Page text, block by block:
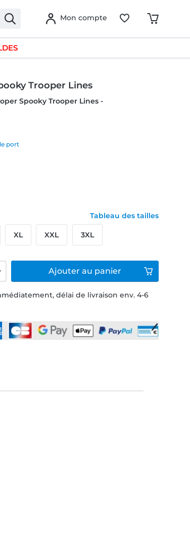
Mon compte
Trooper Lines
Spooky Trooper Lines -
port
délai de livraison env. 4-6
Tableau des tailles
XL XXL 3XL
Ajouter au panier